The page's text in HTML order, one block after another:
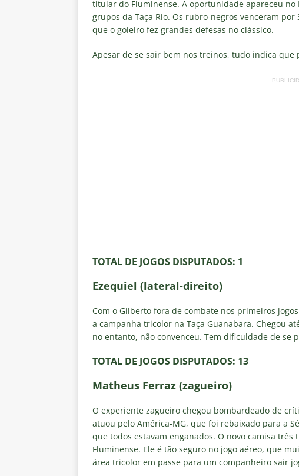
Feminina de 2027
NOTÍCIAS
Fluminense x Vasco pela Copa do Brasil
Roger Flores
titular do Fluminense. A oportunidade apareceu
grupos da Taça Rio. Os rubro-negros venceram
que o goleiro fez grandes defesas no clássico.
Apesar de se sair bem nos treinos, tudo indica que
TOTAL DE JOGOS DISPUTADOS: 1
Ezequiel (lateral-direito)
Com o Gilberto fora de combate nos primeiros
a campanha tricolor na Taça Guanabara. Chegou
no entanto, não convenceu. Tem dificuldade de se
TOTAL DE JOGOS DISPUTADOS: 13
Matheus Ferraz (zagueiro)
O experiente zagueiro chegou bombardeado de
atuou pelo América-MG, que foi rebaixado para a
que todos estavam enganados. O novo camisa
Fluminense. Ele é tão seguro no jogo aéreo, que
área tricolor em passe para um companheiro sair